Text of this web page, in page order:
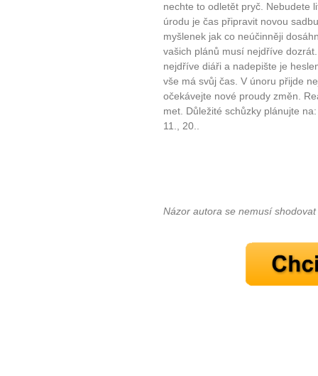
nechte to odletět pryč. Nebudete
úrodu je čas připravit novou
myšlenek jak co neúčinněji
vašich plánů musí nejdříve
nejdříve diáři a nadepište je
vše má svůj čas. V únoru přijde
očekávejte nové proudy změn.
met. Důležité schůzky plánujte
11., 20..
Názor autora se nemusí